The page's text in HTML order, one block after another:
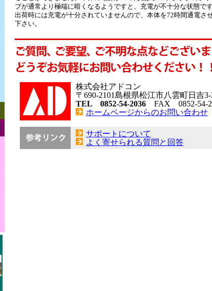
プが通常より極端に暗くなるようですと、充電が不十分な状態です
出荷時には充電が十分されていませんので、本体を72時間通電さ
下さい。
株式会社アドコン
〒690-2101島根県松江市八雲町日吉3-
TEL 0852-54-2036 FAX 0852-54-
ホームページからのお問い合わせ
サポートについて
よく寄せられる質問と回答